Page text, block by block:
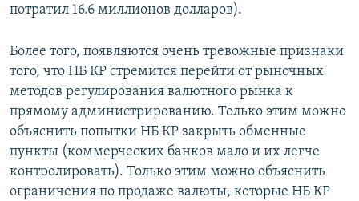
потратил 16.6 миллионов долларов).
Более того, появляются очень тревожные признаки
того, что НБ КР стремится перейти от рыночных
методов регулирования валютного рынка к
прямому администрированию. Только этим можно
объяснить попытки НБ КР закрыть обменные
пункты (коммерческих банков мало и их легче
контролировать). Только этим можно объяснить
ограничения по продаже валюты, которые НБ КР